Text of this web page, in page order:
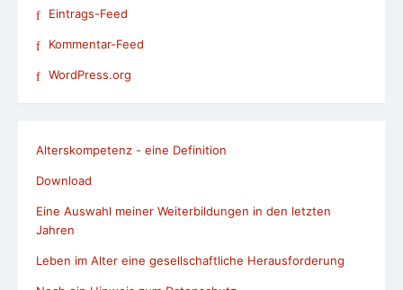
Eintrags-Feed
Kommentar-Feed
WordPress.org
Alterskompetenz - eine Definition
Download
Eine Auswahl meiner Weiterbildungen in den letzten
Jahren
Leben im Alter eine gesellschaftliche Herausforderung